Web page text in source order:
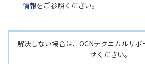
情報をご参照ください。
解決しない場合は、OCNテクニカルサ
せください。